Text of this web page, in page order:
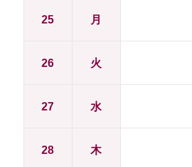
25 月
26 火
27 水
28 木